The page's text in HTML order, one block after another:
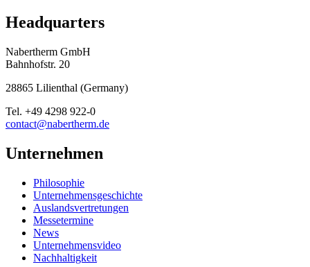
Headquarters
Nabertherm GmbH
Bahnhofstr. 20
28865 Lilienthal (Germany)
Tel. +49 4298 922-0
contact@nabertherm.de
Unternehmen
Philosophie
Unternehmensgeschichte
Auslandsvertretungen
Messetermine
News
Unternehmensvideo
Nachhaltigkeit